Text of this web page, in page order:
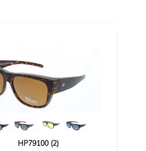
HP79100 (2)